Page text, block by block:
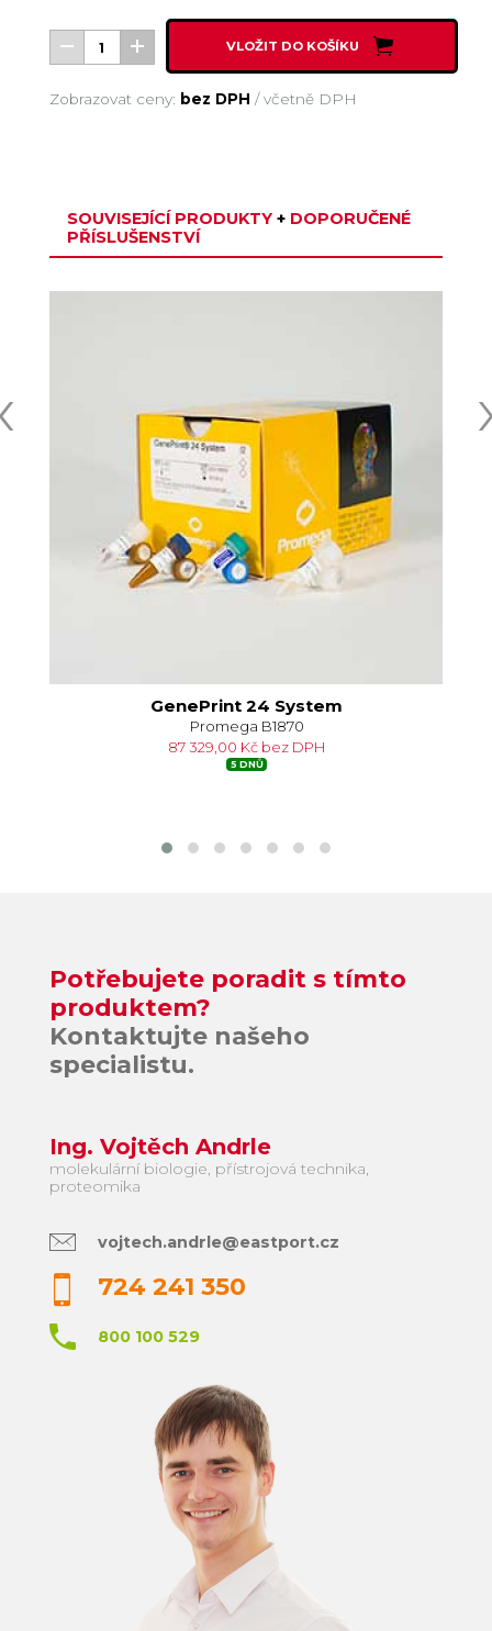
VLOŽIT DO KOŠÍKU
Zobrazovat ceny: bez DPH /včetně DPH
SOUVISEJÍCÍ PRODUKTY +DOPORUČENÉ
PŘÍSLUŠENSTVÍ
GenePrint 24 System
Promega B1870
87 329,00 Kč bez DPH
5 DNŮ
Potřebujete poradit s tímto
produktem?
Kontaktujte našeho
specialistu.
Ing. Vojtěch Andrle
molekulární biologie, přístrojová technika,
proteomika
vojtech.andrle@eastport.cz
724 241 350
800 100 529